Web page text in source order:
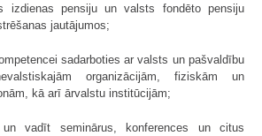
izdienas pensiju un valsts fondēto pensiju
jautājumos;
sadarboties ar valsts un pašvaldību
organizācijām, fiziskām un
kā arī ārvalstu institūcijām;
vadīt seminārus, konferences un citus